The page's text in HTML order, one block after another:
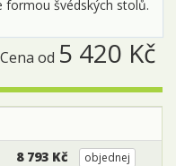
formou švédských stolů.
Cena od 5 420 Kč
8 793 Kč objednej